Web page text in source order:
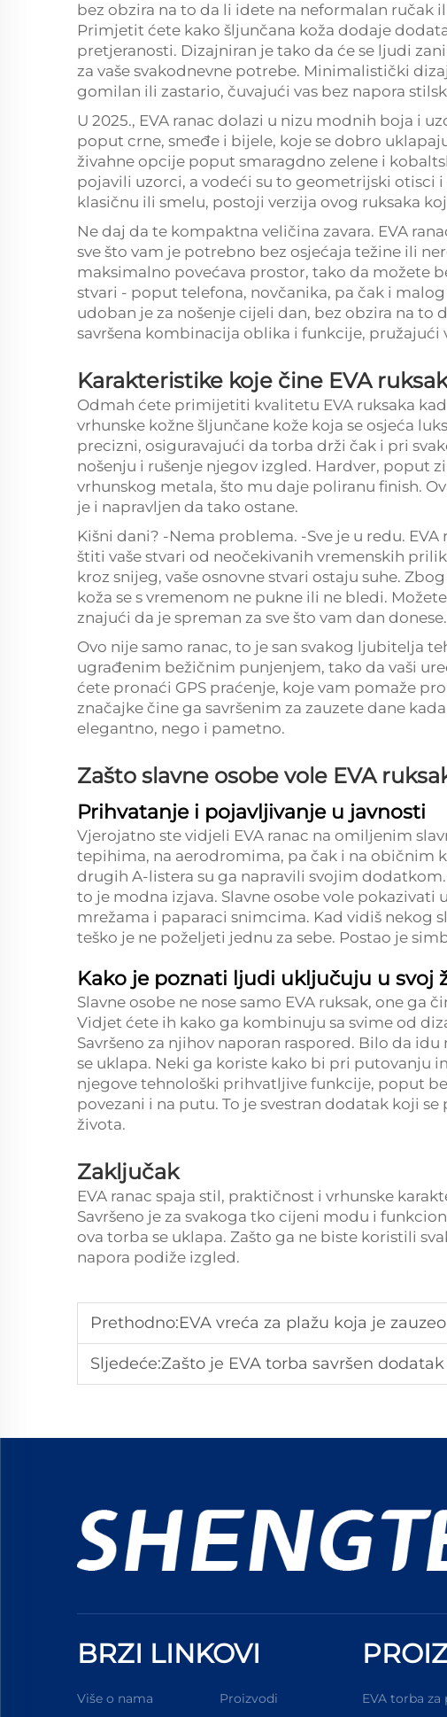
bez obzira na to da li idete na neformalan ručak
Primjetit ćete kako šljunčana koža dodaje
pretjeranosti. Dizajniran je tako da će se ljudi
za vaše svakodnevne potrebe. Minimalistički
gomilan ili zastario, čuvajući vas bez napora
U 2025., EVA ranac dolazi u nizu modnih boja i
poput crne, smeđe i bijele, koje se dobro
živahne opcije poput smaragdno zelene i
pojavili uzorci, a vodeći su to geometrijski otisci
klasičnu ili smelu, postoji verzija ovog ruksaka
Ne daj da te kompaktna veličina zavara. EVA
sve što vam je potrebno bez osjećaja težine ili
maksimalno povećava prostor, tako da možete
stvari - poput telefona, novčanika, pa čak i
udoban je za nošenje cijeli dan, bez obzira na to
savršena kombinacija oblika i funkcije,
Karakteristike koje čine EVA
Odmah ćete primijetiti kvalitetu EVA ruksaka
vrhunske kožne šljunčane kože koja se osjeća
precizni, osiguravajući da torba drži čak i pri
nošenju i rušenje njegov izgled. Hardver, poput
vrhunskog metala, što mu daje poliranu finish.
je i napravljen da tako ostane.
Kišni dani? -Nema problema. -Sve je u redu.
štiti vaše stvari od neočekivanih vremenskih
kroz snijeg, vaše osnovne stvari ostaju suhe.
koža se s vremenom ne pukne ili ne bledi.
znajući da je spreman za sve što vam dan donese.
Ovo nije samo ranac, to je san svakog ljubitelja
ugrađenim bežičnim punjenjem, tako da vaši
ćete pronaći GPS praćenje, koje vam pomaže
značajke čine ga savršenim za zauzete dane
elegantno, nego i pametno.
Zašto slavne osobe vole EVA
Prihvatanje i pojavljivanje u javnosti
Vjerojatno ste vidjeli EVA ranac na omiljenim
tepihima, na aerodromima, pa čak i na običnim
drugih A-listera su ga napravili svojim
to je modna izjava. Slavne osobe vole
mrežama i paparaci snimcima. Kad vidiš nekog
teško je ne poželjeti jednu za sebe. Postao je
Kako je poznati ljudi uključuju u svoj
Slavne osobe ne nose samo EVA ruksak, one ga
Vidjet ćete ih kako ga kombinuju sa svime od
Savršeno za njihov naporan raspored. Bilo da
se uklapa. Neki ga koriste kako bi pri putovanju
njegove tehnološki prihvatljive funkcije, poput
povezani i na putu. To je svestran dodatak koji
života.
Zaključak
EVA ranac spaja stil, praktičnost i vrhunske
Savršeno je za svakoga tko cijeni modu i
ova torba se uklapa. Zašto ga ne biste koristili
napora podiže izgled.
Prethodno:EVA vreća za plažu koja je
Sljedeće:Zašto je EVA torba savršen
BRZI LINKOVI
Više o nama Proizvodi EVA torba za